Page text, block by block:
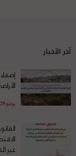
آخر الأخبار
يوليو 29, 2026
غير